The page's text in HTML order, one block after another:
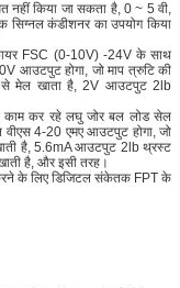
नहीं किया जा सकता है, 0 ~ 5 वी,
कंडीशनर का उपयोग किया
FSC (0-10V) -24V के साथ
आउटपुट होगा, जो माप त्रुटि की
से मेल खाता है, 2V आउटपुट 2lb
काम कर रहे लघु जोर बल लोड सेल
4-20 एमए आउटपुट होगा, जो
है, 5.6mA आउटपुट 2lb थ्रस्ट
है, और इसी तरह।
करने के लिए डिजिटल संकेतक FPT के